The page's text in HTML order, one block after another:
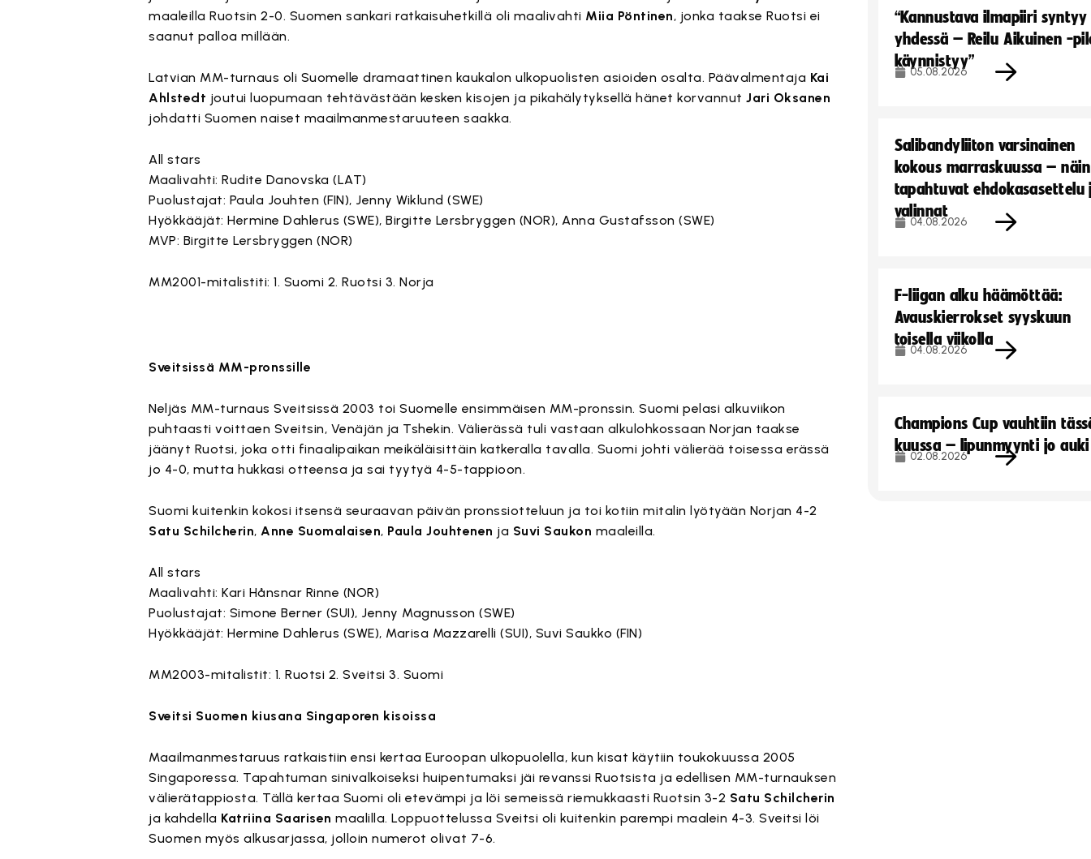
maaleilla Ruotsin 2-0. Suomen sankari ratkaisuhetkillä oli maalivahti Miia Pöntinen, jonka taakse Ruotsi ei
saanut palloa millään.
Latvian MM-turnaus oli Suomelle dramaattinen kaukalon ulkopuolisten asioiden osalta. Päävalmentaja Kai
Ahlstedt joutui luopumaan tehtävästään kesken kisojen ja pikahälytyksellä hänet korvannutJari Oksanen
johdatti Suomen naiset maailmanmestaruuteen saakka.
All stars
Maalivahti: Rudite Danovska (LAT)
Puolustajat: Paula Jouhten (FIN), Jenny Wiklund (SWE)
Hyökkääjät: Hermine Dahlerus (SWE), Birgitte Lersbryggen (NOR), Anna Gustafsson (SWE)
MVP: Birgitte Lersbryggen (NOR)
MM2001-mitalistiti: 1. Suomi 2. Ruotsi 3. Norja
Sveitsissä MM-pronssille
Neljäs MM-turnaus Sveitsissä 2003 toi Suomelle ensimmäisen MM-pronssin. Suomi pelasi alkuviikon
puhtaasti voittaen Sveitsin, Venäjän ja Tshekin. Välierässä tuli vastaan alkulohkossaan Norjan taakse
jäänyt Ruotsi, joka otti finaalipaikan meikäläisittäin katkeralla tavalla. Suomi johti välierää toisessa erässä
jo 4-0, mutta hukkasi otteensa ja sai tyytyä 4-5-tappioon.
Suomi kuitenkin kokosi itsensä seuraavan päivän pronssiotteluun ja toi kotiin mitalin lyötyään Norjan 4-2
Satu Schilcherin,Anne Suomalaisen, Paula Jouhtenen ja Suvi Saukon maaleilla.
All stars
Maalivahti: Kari Hånsnar Rinne (NOR)
Puolustajat: Simone Berner (SUI), Jenny Magnusson (SWE)
Hyökkääjät: Hermine Dahlerus (SWE), Marisa Mazzarelli (SUI), Suvi Saukko (FIN)
MM2003-mitalistit: 1. Ruotsi 2. Sveitsi 3. Suomi
Sveitsi Suomen kiusana Singaporen kisoissa
Maailmanmestaruus ratkaistiin ensi kertaa Euroopan ulkopuolella, kun kisat käytiin toukokuussa 2005
Singaporessa. Tapahtuman sinivalkoiseksi huipentumaksi jäi revanssi Ruotsista ja edellisen MM-turnauksen
välierätappiosta. Tällä kertaa Suomi oli etevämpi ja löi semeissä riemukkaasti Ruotsin 3-2 Satu Schilcherin
ja kahdella Katriina Saarisen maalilla. Loppuottelussa Sveitsi oli kuitenkin parempi maalein 4-3. Sveitsi löi
Suomen myös alkusarjassa, jolloin numerot olivat 7-6.
“Kannustava ilmapiiri syntyy
yhdessä – Reilu Aikuinen -
käynnistyy”
05.08.2026
Salibandyliiton varsinainen
kokous marraskuussa – näin
tapahtuvat ehdokasasettelu
valinnat
04.08.2026
F-liigan alku häämöttää:
Avauskierrokset syyskuun
toisella viikolla
04.08.2026
Champions Cup vauhtiin
kuussa – lipunmyynti jo auki
02.08.2026